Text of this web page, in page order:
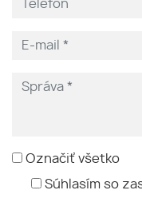
Označiť všetko
Súhlasím so